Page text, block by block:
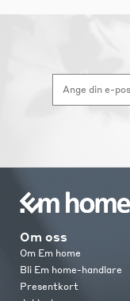
Om oss
Om Em home
Bli Em home-handlare
Presentkort